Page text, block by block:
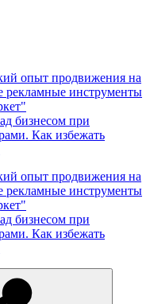
опыт продвижения на
рекламные инструменты
бизнесом при
Как избежать
опыт продвижения на
рекламные инструменты
бизнесом при
Как избежать